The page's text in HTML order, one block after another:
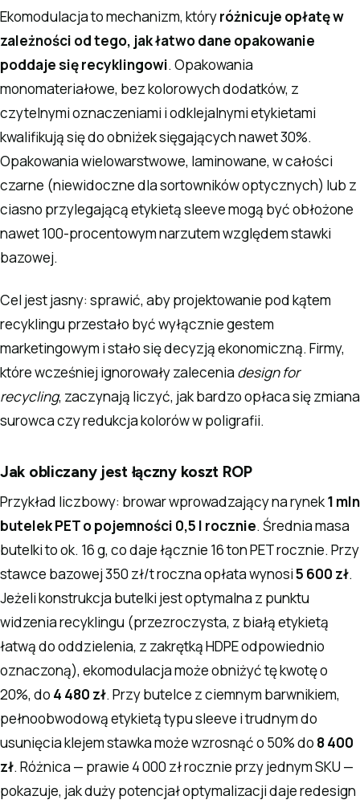
Ekomodulacja to mechanizm, któryróżnicuje opłatę w
zależności od tego, jak łatwo dane opakowanie
poddaje się recyklingowi. Opakowania
monomateriałowe, bez kolorowych dodatków, z
czytelnymi oznaczeniami i odklejalnymi etykietami
kwalifikują się do obniżek sięgających nawet 30%.
Opakowania wielowarstwowe, laminowane, w całości
czarne (niewidoczne dla sortowników optycznych) lub z
ciasno przylegającą etykietą sleeve mogą być obłożone
nawet 100-procentowym narzutem względem stawki
bazowej.
Cel jest jasny: sprawić, aby projektowanie pod kątem
recyklingu przestało być wyłącznie gestem
marketingowym i stało się decyzją ekonomiczną. Firmy,
które wcześniej ignorowały zalecenia design for
recycling, zaczynają liczyć, jak bardzo opłaca się zmiana
surowca czy redukcja kolorów w poligrafii.
Jak obliczany jest łączny koszt ROP
Przykład liczbowy: browar wprowadzający na rynek1 mln
butelek PET o pojemności 0,5 l rocznie. Średnia masa
butelki to ok. 16 g, co daje łącznie 16 ton PET rocznie. Przy
stawce bazowej 350 zł/t roczna opłata wynosi5 600 zł.
Jeżeli konstrukcja butelki jest optymalna z punktu
widzenia recyklingu (przezroczysta, z białą etykietą
łatwą do oddzielenia, z zakrętką HDPE odpowiednio
oznaczoną), ekomodulacja może obniżyć tę kwotę o
20%, do 4 480 zł. Przy butelce z ciemnym barwnikiem,
pełnoobwodową etykietą typu sleeve i trudnym do
usunięcia klejem stawka może wzrosnąć o 50% do 8 400
zł. Różnica — prawie 4 000 zł rocznie przy jednym SKU —
pokazuje, jak duży potencjał optymalizacji daje redesign